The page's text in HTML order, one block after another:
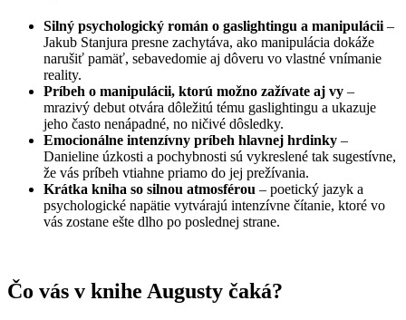
Silný psychologický román o gaslightingu a manipulácii –
Jakub Stanjura presne zachytáva, ako manipulácia dokáže
narušiť pamäť, sebavedomie aj dôveru vo vlastné vnímanie
reality.
Príbeh o manipulácii, ktorú možno zažívate aj vy –
mrazivý debut otvára dôležitú tému gaslightingu a ukazuje
jeho často nenápadné, no ničivé dôsledky.
Emocionálne intenzívny príbeh hlavnej hrdinky –
Danieline úzkosti a pochybnosti sú vykreslené tak sugestívne,
že vás príbeh vtiahne priamo do jej prežívania.
Krátka kniha so silnou atmosférou – poetický jazyk a
psychologické napätie vytvárajú intenzívne čítanie, ktoré vo
vás zostane ešte dlho po poslednej strane.
Čo vás v knihe Augusty čaká?